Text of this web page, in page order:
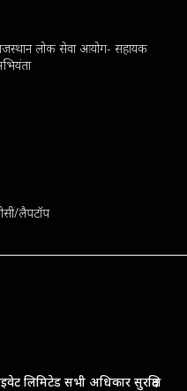
लोक सेवा आयोग- सहायक
लैपटॉप
लिमिटेड सभी अधिकार सुरक्षित